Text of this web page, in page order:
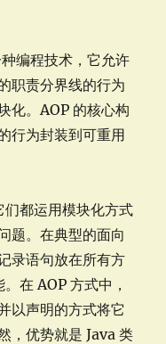
编程技术，它允许
职责分界线的行为
化。AOP 的核心构
行为封装到可重用
们都运用模块化方式
题。在典型的面向
录语句放在所有方
在 AOP 方式中，
以声明的方式将它
，优势就是 Java 类